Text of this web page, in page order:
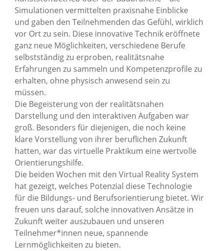
Simulationen vermittelten praxisnahe Einblicke
und gaben den Teilnehmenden das Gefühl, wirklich
vor Ort zu sein. Diese innovative Technik eröffnete
ganz neue Möglichkeiten, verschiedene Berufe
selbstständig zu erproben, realitätsnahe
Erfahrungen zu sammeln und Kompetenzprofile zu
erhalten, ohne physisch anwesend sein zu
müssen.
Die Begeisterung von der realitätsnahen
Darstellung und den interaktiven Aufgaben war
groß. Besonders für diejenigen, die noch keine
klare Vorstellung von ihrer beruflichen Zukunft
hatten, war das virtuelle Praktikum eine wertvolle
Orientierungshilfe.
Die beiden Wochen mit den Virtual Reality System
hat gezeigt, welches Potenzial diese Technologie
für die Bildungs- und Berufsorientierung bietet. Wir
freuen uns darauf, solche innovativen Ansätze in
Zukunft weiter auszubauen und unseren
Teilnehmer*innen neue, spannende
Lernmöglichkeiten zu bieten.